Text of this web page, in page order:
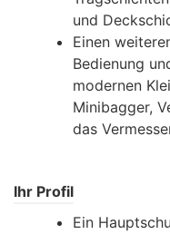
und
Einen
Bedienung
modernen
Minibagger,
das
Ihr Profil
Ein